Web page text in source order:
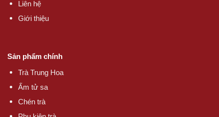
Liên hệ
Giới thiệu
Sản phẩm chính
Trà Trung Hoa
Ấm tử sa
Chén trà